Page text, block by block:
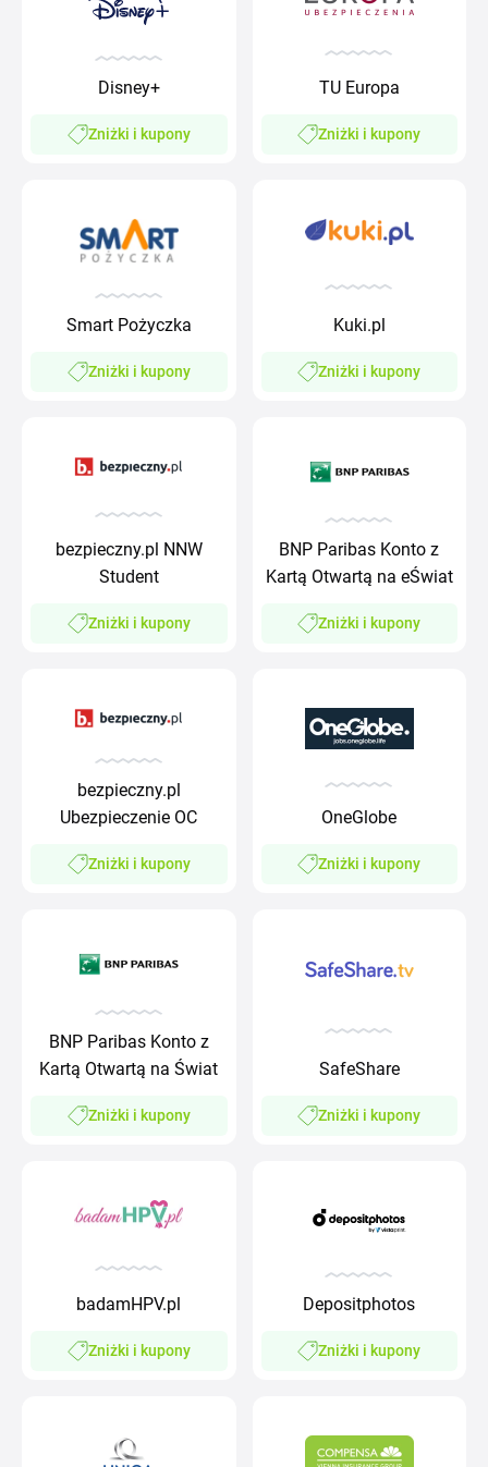
Disney+
Zniżki i kupony
TU Europa
Zniżki i kupony
Smart Pożyczka
Zniżki i kupony
Kuki.pl
Zniżki i kupony
bezpieczny.pl NNW
Student
Zniżki i kupony
BNP Paribas Konto z
Kartą Otwartą na eŚwiat
Zniżki i kupony
bezpieczny.pl
Ubezpieczenie OC
Zniżki i kupony
OneGlobe
Zniżki i kupony
BNP Paribas Konto z
Kartą Otwartą na Świat
Zniżki i kupony
SafeShare
Zniżki i kupony
badamHPV.pl
Zniżki i kupony
Depositphotos
Zniżki i kupony